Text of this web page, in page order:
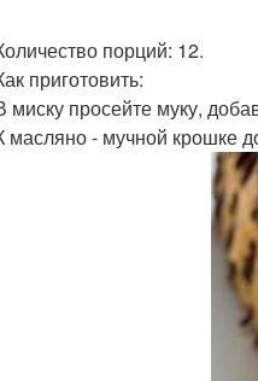
порций: 12.
приготовить:
миску просейте муку,
масляно - мучной крошке